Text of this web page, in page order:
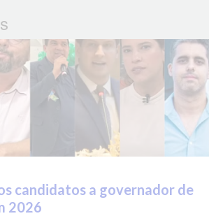
candidatos a governador de
2026